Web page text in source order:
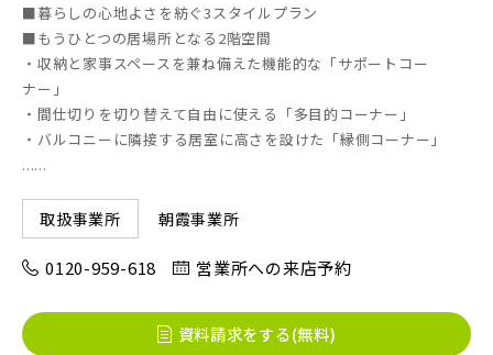
春日部市(5) 草加市(0)
市川市(5) 船橋市(7)
八千代市(1)
鎌ケ谷市(2)
浦安市(0)
千葉市(2)
■暮らしの心地よさを紡ぐ3スタイルプラン
■もうひとつの居場所となる2階空間
・収納と家事スペースを兼ね備えた機能的な「サポートコー
ナー」
・間仕切りを切り替えて自由に使える「多目的コーナー」
・バルコニーに隣接する居室に高さを設けた「縁側コーナー」
......
取扱事業所 朝霞事業所
0120-959-618 営業所への来店予約
資料請求をする(無料)